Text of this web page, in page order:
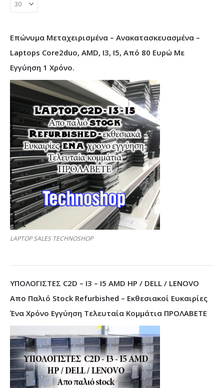
Επώνυμα Μεταχειρισμένα – Ανακατασκευασμένα –
Laptops Core2duo, AMD, I3, I5, Από 80 Ευρώ Με
Εγγύηση 1 Χρόνο.
LAPTOP SALES TECHNOSHOP
ΥΠΟΛΟΓΙΣΤΕΣ C2D – I3 – I5 AMD HP / DELL / LENOVO
Απο Παλιό Stock Refurbished – Εκθεσιακοί Ευκαιρίες
Ένα Χρόνο Εγγύηση Τελευταία Κομμάτια ΠΡΟΛΑΒΕΤΕ